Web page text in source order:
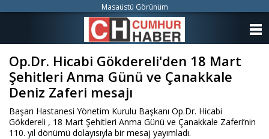
Op.Dr. Hicabi Gökdereli'den 18 Mart
Şehitleri Anma Günü ve Çanakkale
Deniz Zaferi mesajı
Başarı Hastanesi Yönetim Kurulu Başkanı Op.Dr. Hicabi
Gökdereli , 18 Mart Şehitleri Anma Günü ve Çanakkale Zaferi’nin
110. yıl dönümü dolayısıyla bir mesaj yayımladı.
Masaüstü Görünüm
KATEGORİLER
ANKETLER